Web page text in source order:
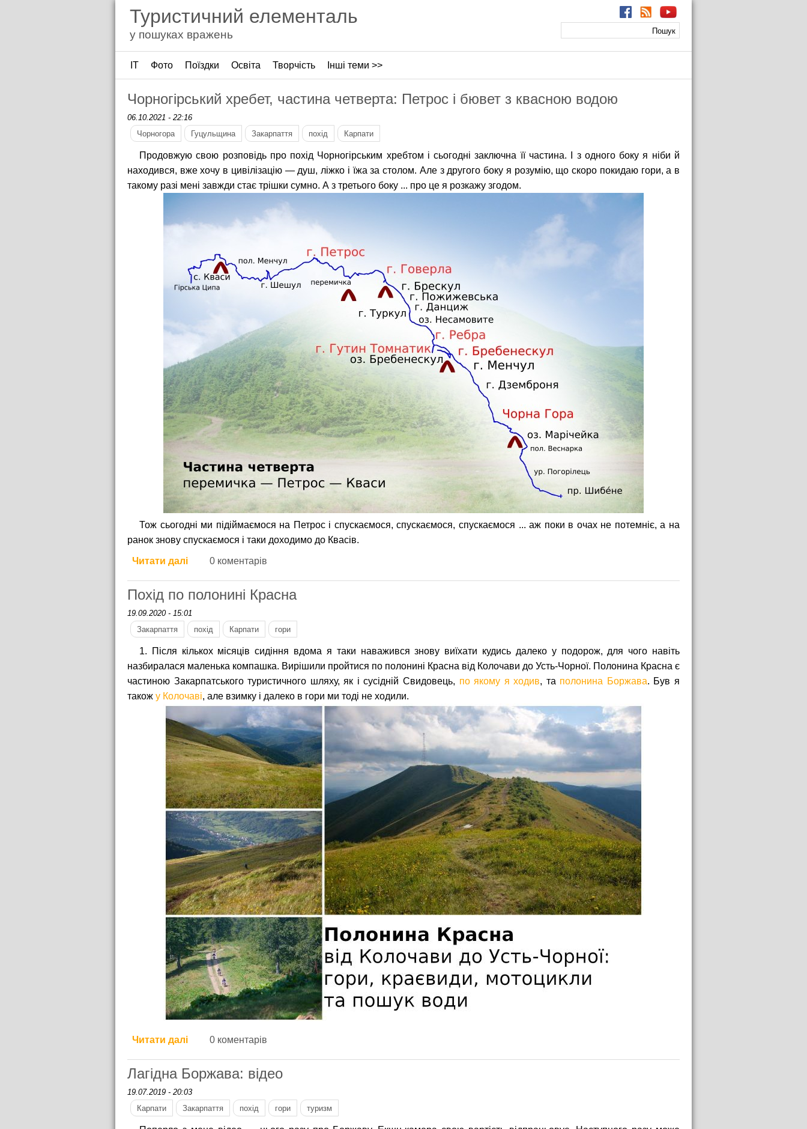
Туристичний елементаль
у пошуках вражень
Пошукова
форма
ІТ Фото Поїздки Освіта Творчість Інші теми >>
Чорногірський хребет, частина четверта: Петрос і бювет з квасною водою
06.10.2021 - 22:16
Чорногора
Гуцульщина Закарпаття похід Карпати
Продовжую свою розповідь про похід Чорногірським хребтом і сьогодні заключна її частина. І з одного боку я ніби й
находився, вже хочу в цивілізацію — душ, ліжко і їжа за столом. Але з другого боку я розумію, що скоро покидаю гори, а в
такому разі мені завжди стає трішки сумно. А з третього боку ... про це я розкажу згодом.
Тож сьогодні ми підіймаємося на Петрос і спускаємося, спускаємося, спускаємося ... аж поки в очах не потемніє, а на
ранок знову спускаємося і таки доходимо до Квасів.
Читати далі про Чорногірський хребет, частина четверта: Петрос і бювет з квасною водою
0 коментарів
Похід по полонині Красна
19.09.2020 - 15:01
Закарпаття
похід Карпати гори
1. Після кількох місяців сидіння вдома я таки наважився знову виїхати кудись далеко у подорож, для чого навіть
назбиралася маленька компашка. Вирішили пройтися по полонині Красна від Колочави до Усть-Чорної. Полонина Красна є
частиною Закарпатського туристичного шляху, як і сусідній Свидовець, по якому я ходив, та полонина Боржава. Був я
також у Колочаві, але взимку і далеко в гори ми тоді не ходили.
Читати далі про Похід по полонині Красна
0 коментарів
Лагідна Боржава: відео
19.07.2019 - 20:03
Карпати
Закарпаття похід гори туризм